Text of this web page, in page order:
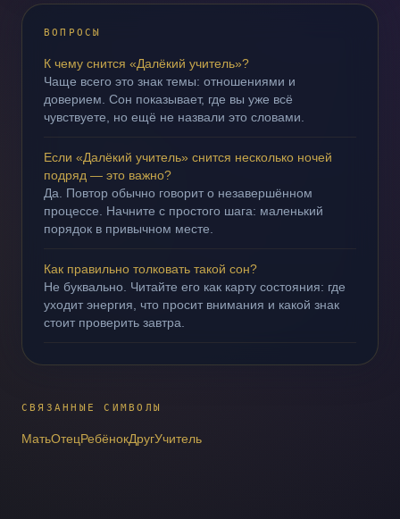
ВОПРОСЫ
К чему снится «Далёкий учитель»?
Чаще всего это знак темы: отношениями и
доверием. Сон показывает, где вы уже всё
чувствуете, но ещё не назвали это словами.
Если «Далёкий учитель» снится несколько ночей
подряд — это важно?
Да. Повтор обычно говорит о незавершённом
процессе. Начните с простого шага: маленький
порядок в привычном месте.
Как правильно толковать такой сон?
Не буквально. Читайте его как карту состояния: где
уходит энергия, что просит внимания и какой знак
стоит проверить завтра.
СВЯЗАННЫЕ СИМВОЛЫ
МатьОтецРебёнокДругУчитель